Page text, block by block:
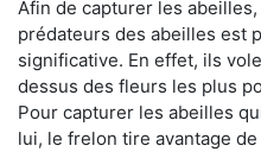
Afin de capturer les
prédateurs des abeilles est
significative. En effet, ils
dessus des fleurs les plus
Pour capturer les abeilles
lui, le frelon tire avantage